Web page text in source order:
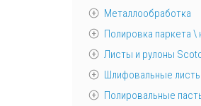
Металлообработка
Полировка паркета \
Листы и рулоны
Шлифовальные
Полировальные